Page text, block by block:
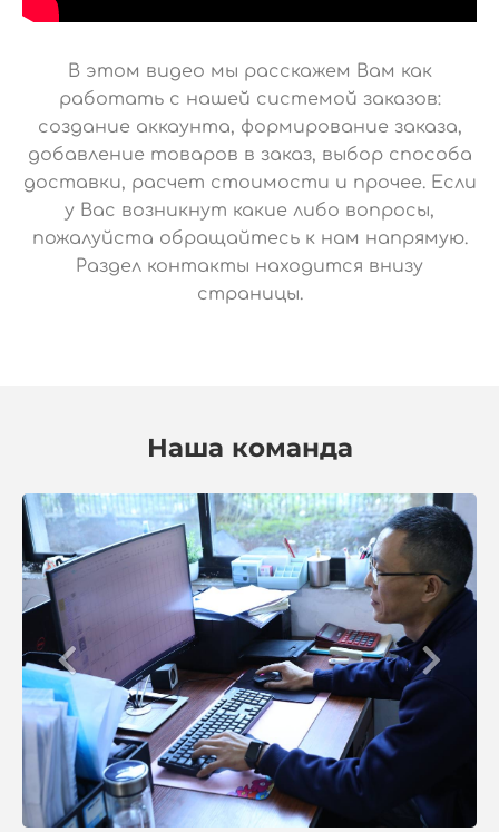
В этом видео мы расскажем Вам как
работать с нашей системой заказов:
создание аккаунта, формирование заказа,
добавление товаров в заказ, выбор способа
доставки, расчет стоимости и прочее. Если
у Вас возникнут какие либо вопросы,
пожалуйста обращайтесь к нам напрямую.
Раздел контакты находится внизу
страницы.
Наша команда